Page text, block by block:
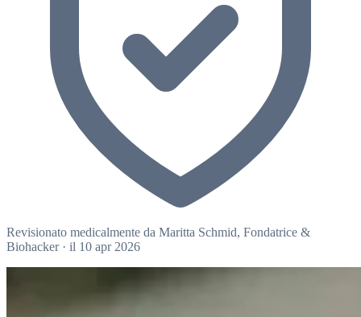
Revisionato medicalmente da Maritta Schmid, Fondatrice &
Biohacker · il 10 apr 2026